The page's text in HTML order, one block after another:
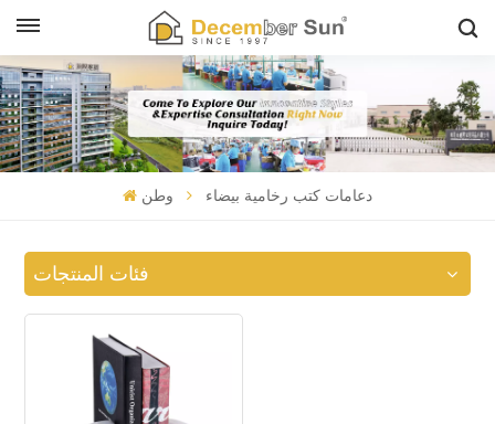
وطن دعامات كتب رخامية بيضاء
فئات المنتجات